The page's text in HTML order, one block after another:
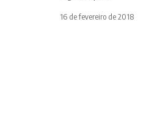
16 de fevereiro de 2018